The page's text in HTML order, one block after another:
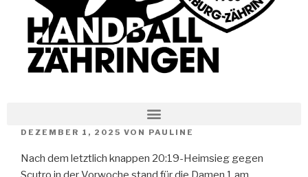
DEZEMBER 1, 2025 VON PAULINE
Nach dem letztlich knappen 20:19-Heimsieg gegen